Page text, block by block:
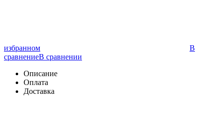
избранном
В
сравнениеВ сравнении
Описание
Оплата
Доставка